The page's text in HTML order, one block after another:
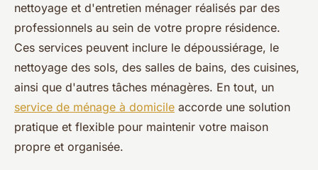
nettoyage et d'entretien ménager réalisés par des
professionnels au sein de votre propre résidence.
Ces services peuvent inclure le dépoussiérage, le
nettoyage des sols, des salles de bains, des cuisines,
ainsi que d'autres tâches ménagères. En tout, un
service de ménage à domicile accorde une solution
pratique et flexible pour maintenir votre maison
propre et organisée.